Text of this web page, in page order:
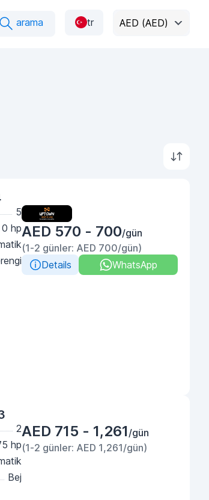
arama tr AED (AED)
5
0 hpAED 570 - 700/gün
(1-2 günler: AED 700/gün)
Details
WhatsApp
2
hp
Bej
AED 715 - 1,261/gün
(1-2 günler: AED 1,261/gün)